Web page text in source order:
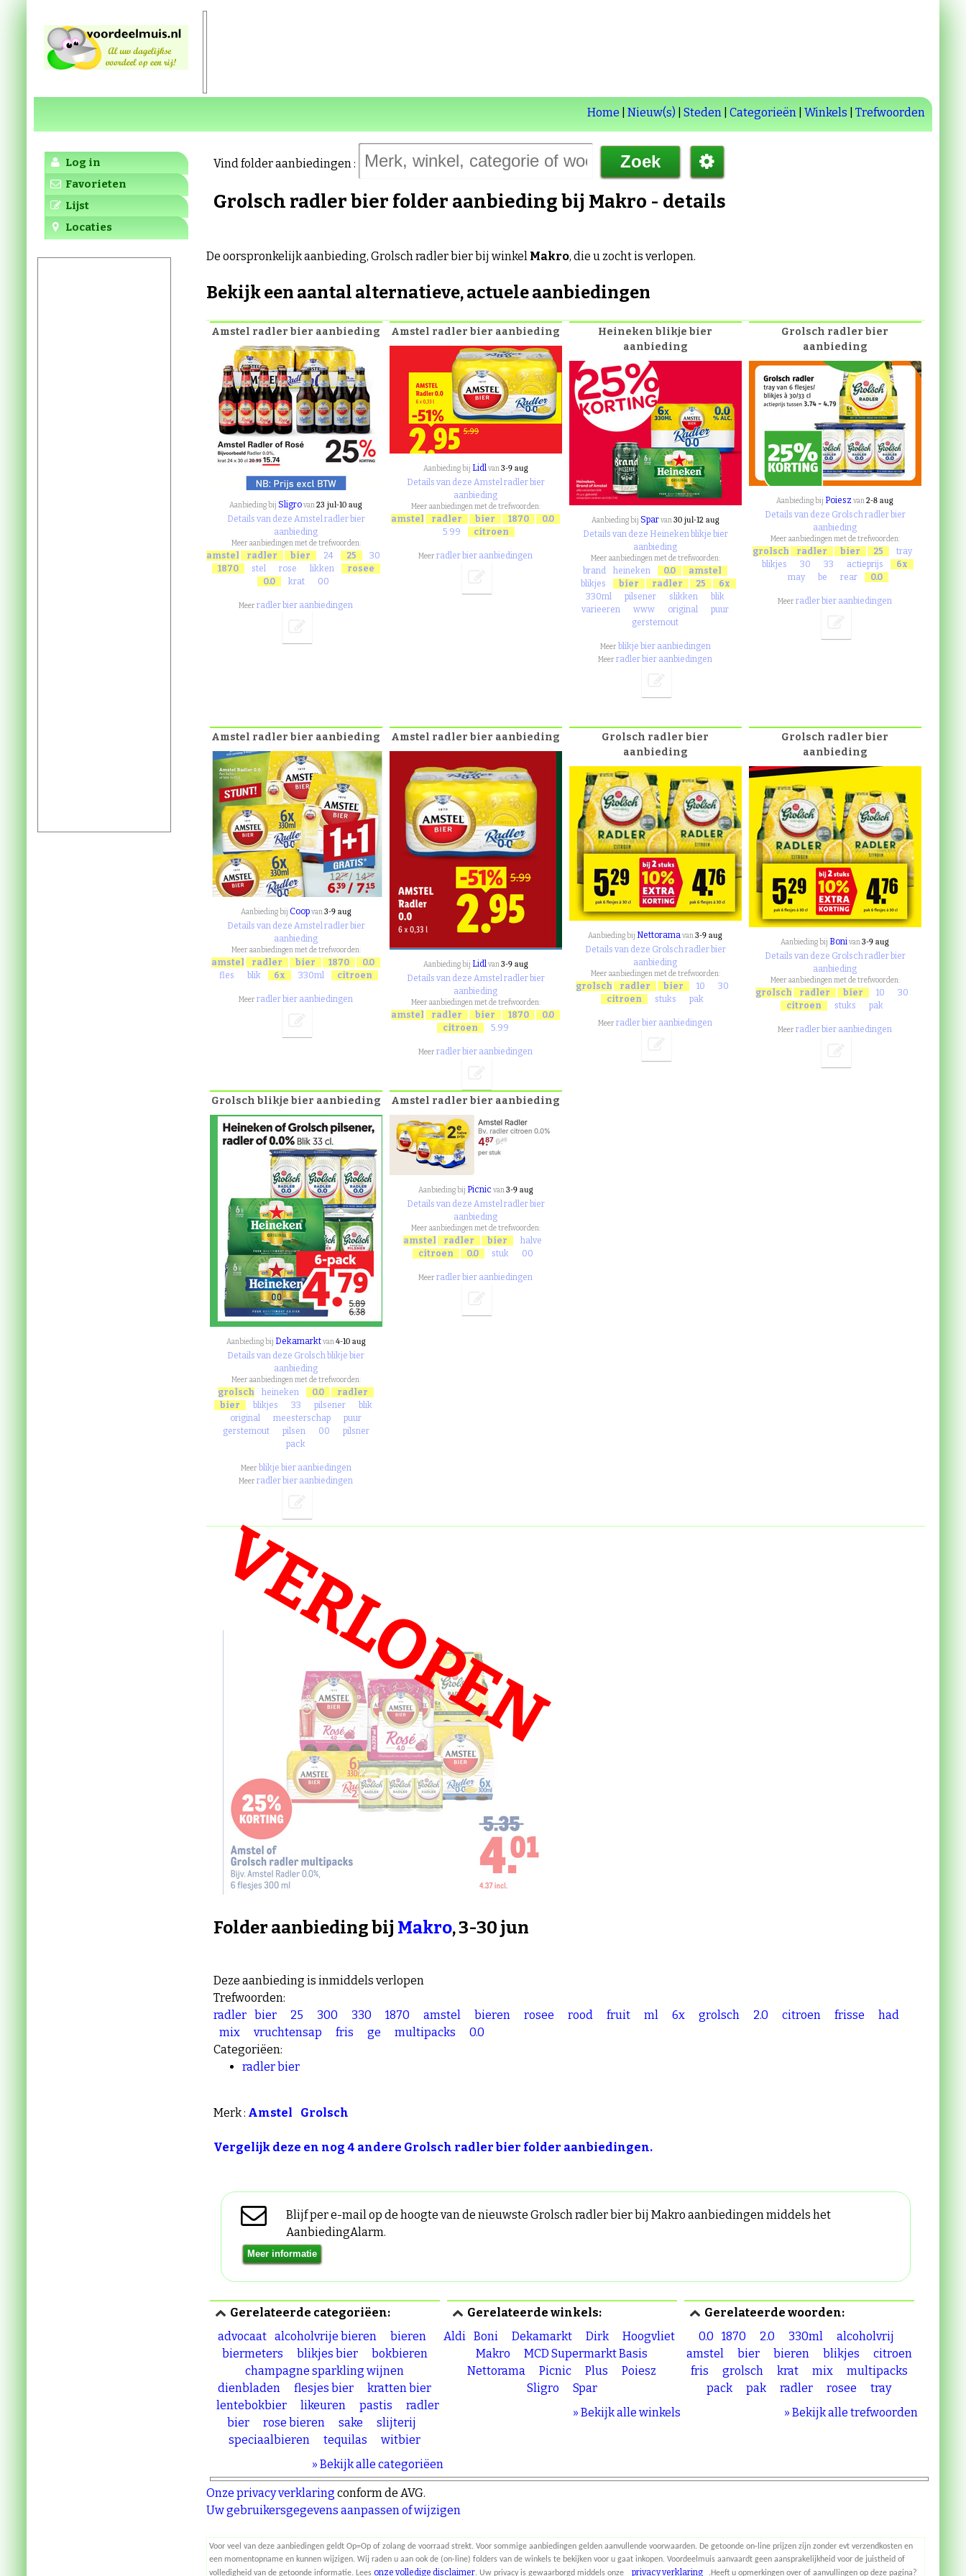
Home Nieuw(s) Steden| Categorieën| Winkels Trefwoorden
Log in
Favorieten
Lijst
Locaties
Vind folder aanbiedingen :
Grolsch radler bier folder aanbieding bij Makro - details
De oorspronkelijk aanbieding, Grolsch radler bier bij winkel Makro, die u zocht is verlopen.
Bekijk een aantal alternatieve, actuele aanbiedingen
Amstel radler bier aanbieding
Aanbieding bijSligrovan23 jul-10 aug
Details van deze Amstel radler bier
aanbieding
Meer aanbiedingen met de trefwoorden:
amstel radler bier 24 25
30
1870
stel rose likken
rosee
0.0
krat 00
Meerradler bier aanbiedingen
Amstel radler bier aanbieding
Aanbieding bij Lidlvan3-9 aug
Details van deze Amstel radler bier
aanbieding
Meer aanbiedingen met de trefwoorden:
amstel radler bier 1870
0.0
5.99
citroen
Meerradler bier aanbiedingen
Heineken blikje bier
aanbieding
Aanbieding bij Sparvan30 jul-12 aug
Details van deze Heineken blikje bier
aanbieding
Meer aanbiedingen met de trefwoorden:
brand heineken 0.0
amstel
blikjes
bier radler 25
6x
330ml
pilsener slikken
blik
varieeren
www original
puur
gerstemout
Meer blikje bier aanbiedingen
Meerradler bier aanbiedingen
Grolsch radler bier
aanbieding
Aanbieding bij Poiesz van2-8 aug
Details van deze Grolsch radler bier
aanbieding
Meer aanbiedingen met de trefwoorden:
grolsch radler bier 25
tray
blikjes
30 33 actieprijs
6x
may
be rear 0.0
Meerradler bier aanbiedingen
Amstel radler bier aanbieding
Aanbieding bij Coopvan3-9 aug
Details van deze Amstel radler bier
aanbieding
Meer aanbiedingen met de trefwoorden:
amstel radler bier 1870
0.0
fles
blik 6x 330ml citroen
Meerradler bier aanbiedingen
Amstel radler bier aanbieding
Aanbieding bij Lidlvan3-9 aug
Details van deze Amstel radler bier
aanbieding
Meer aanbiedingen met de trefwoorden:
amstel radler bier 1870
0.0
citroen
5.99
Meerradler bier aanbiedingen
Grolsch radler bier
aanbieding
Aanbieding bij Nettoramavan3-9 aug
Details van deze Grolsch radler bier
aanbieding
Meer aanbiedingen met de trefwoorden:
grolsch radler bier 10
30
citroen
stuks pak
Meerradler bier aanbiedingen
Grolsch radler bier
aanbieding
Aanbieding bij Bonivan3-9 aug
Details van deze Grolsch radler bier
aanbieding
Meer aanbiedingen met de trefwoorden:
grolsch radler bier 10
30
citroen
stuks pak
Meerradler bier aanbiedingen
Grolsch blikje bier aanbieding
Aanbieding bij Dekamarktvan4-10 aug
Details van deze Grolsch blikje bier
aanbieding
Meer aanbiedingen met de trefwoorden:
grolsch heineken 0.0
radler
bier
blikjes 33 pilsener
blik
original
meesterschap
puur
gerstemout
pilsen 00
pilsner
pack
Meer blikje bier aanbiedingen
Meerradler bier aanbiedingen
Amstel radler bier aanbieding
Aanbieding bij Picnic van3-9 aug
Details van deze Amstel radler bier
aanbieding
Meer aanbiedingen met de trefwoorden:
amstel radler bier
halve
citroen
0.0 stuk 00
Meerradler bier aanbiedingen
VERLOPEN
Folder aanbieding bij Makro, 3-30 jun
Deze aanbieding is inmiddels verlopen
Trefwoorden:
radler bier 25 300 330 1870 amstel bieren rosee rood fruit ml 6x grolsch 2.0 citroen frisse
had
mix
vruchtensap fris ge multipacks
0.0
Categoriëen:
radler bier
Merk : Amstel Grolsch
Vergelijk deze en nog 4 andere Grolsch radler bier folder aanbiedingen.
Blijf per e-mail op de hoogte van de nieuwste Grolsch radler bier bij Makro aanbiedingen middels het
AanbiedingAlarm.
Gerelateerde categoriëen:
advocaat alcoholvrije bieren
bieren
biermeters
blikjes bier
bokbieren
champagne sparkling wijnen
dienbladen
flesjes bier
kratten bier
lentebokbier
likeuren pastis
radler
bier
rose bieren sake
slijterij
tequilas
witbier
» Bekijk alle categoriëen
Gerelateerde winkels:
Boni Dekamarkt Dirk
Hoogvliet
Makro
MCD Supermarkt Basis
Picnic Plus
Spar
Gerelateerde woorden:
0.0 1870 2.0 330ml
alcoholvrij
amstel
bier bieren blikjes
citroen
fris
grolsch krat mix
multipacks
radler rosee
tray
Onze privacy verklaringconform de AVG.
Voor veel van deze aanbiedingen geldt Op=Op of zolang de voorraad strekt. Voor sommige aanbiedingen gelden aanvullende voorwaarden. De getoonde on-line prijzen zijn zonder evt verzendkosten en